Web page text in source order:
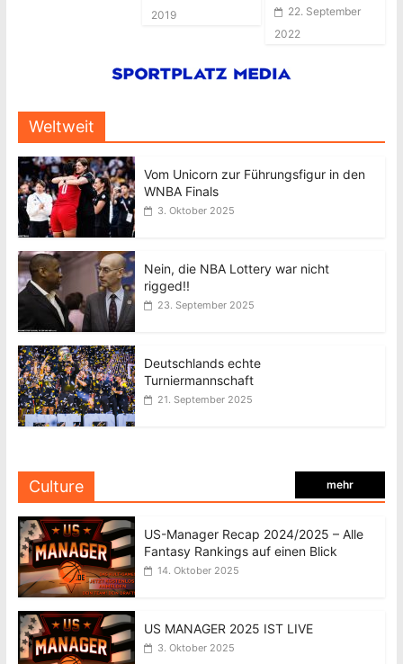
2019
22. September
2022
Weltweit
Vom Unicorn zur Führungsfigur in den
WNBA Finals
3. Oktober 2025
Nein, die NBA Lottery war nicht
rigged!!
23. September 2025
Deutschlands echte
Turniermannschaft
21. September 2025
Culture mehr
US-Manager Recap 2024/2025 – Alle
Fantasy Rankings auf einen Blick
14. Oktober 2025
US MANAGER 2025 IST LIVE
3. Oktober 2025